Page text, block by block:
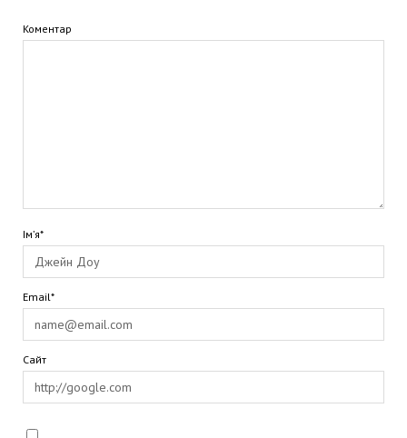
Коментар
Ім’я*
Email*
Сайт